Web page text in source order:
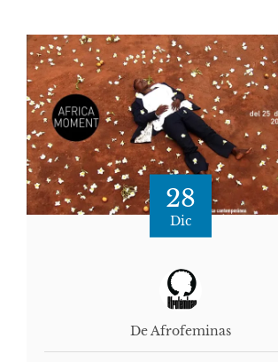
28
Dic
De Afrofeminas